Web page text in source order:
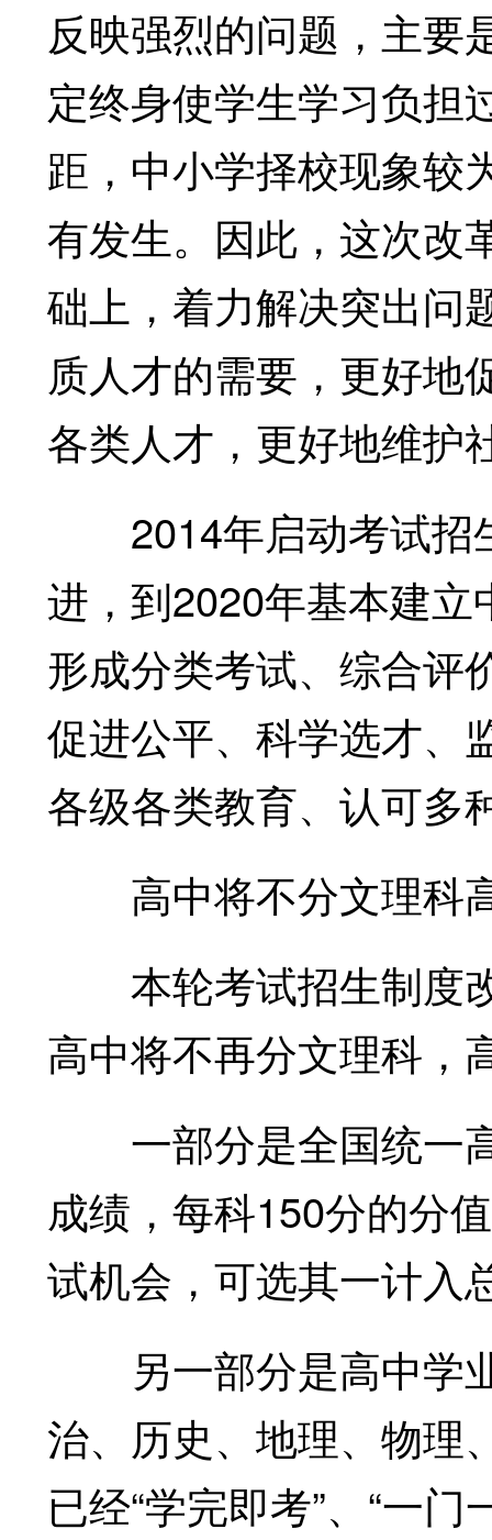
反映强烈的问题，主要
定终身使学生学习负担
距，中小学择校现象较
有发生。因此，这次改
础上，着力解决突出问
质人才的需要，更好地
各类人才，更好地维护
2014年启动考试招
进，到2020年基本建
形成分类考试、综合评
促进公平、科学选才、
各级各类教育、认可多
高中将不分文理科
本轮考试招生制度
高中将不再分文理科，
一部分是全国统一
成绩，每科150分的分
试机会，可选其一计入
另一部分是高中学
治、历史、地理、物理
已经“学完即考”、“一